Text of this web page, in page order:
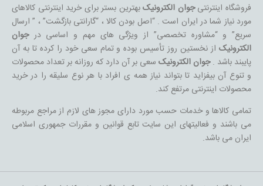
فروشگاه اینترنتیجوان الکترونیکبهترین بستر برای خرید اینترنتی کالاهای
مورد نیاز شما در ایران است . “اصل بودن کالا ، “گارانتی بازگشت” ، ” ارسال
سریع” و “مشاوره تخصصی” از ویژگی های مهم و اساسی درجوان
الکترونیکاز نخستین روز تأسیس بوده و تمام سعی خود را کرده تا به آن
پایبند باشد .جوان الکترونیکسعی بر آن دارد که روزانه بر تعداد محصولات
و تنوع آن بیفزاید تا بتواند نیاز همه ی افراد با هر نوع سلیقه را در خرید
محصولات اینترنتی مرتفع کند.
تمامی کالاها و خدمات حسب مورد دارای مجوز های لازم از مراجع مربوطه
می باشند و فعالیتهای این سایت تابع قوانین و مقررات جمهوری اسلامی
ایران می باشد.